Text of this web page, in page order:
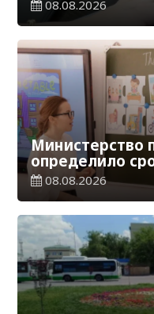
08.08.2026
Министерство
определило
каникул на
08.08.2026